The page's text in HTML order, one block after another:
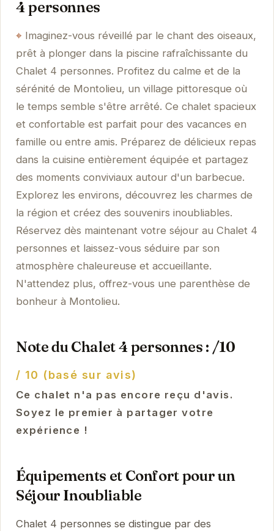
4 personnes
Imaginez-vous réveillé par le chant des oiseaux,
prêt à plonger dans la piscine rafraîchissante du
Chalet 4 personnes. Profitez du calme et de la
sérénité de Montolieu, un village pittoresque où
le temps semble s'être arrêté. Ce chalet spacieux
et confortable est parfait pour des vacances en
famille ou entre amis. Préparez de délicieux repas
dans la cuisine entièrement équipée et partagez
des moments conviviaux autour d'un barbecue.
Explorez les environs, découvrez les charmes de
la région et créez des souvenirs inoubliables.
Réservez dès maintenant votre séjour au Chalet 4
personnes et laissez-vous séduire par son
atmosphère chaleureuse et accueillante.
N'attendez plus, offrez-vous une parenthèse de
bonheur à Montolieu.
Note du Chalet 4 personnes : /10
/ 10 (basé sur avis)
Ce chalet n'a pas encore reçu d'avis.
Soyez le premier à partager votre
expérience !
Équipements et Confort pour un
Séjour Inoubliable
Chalet 4 personnes se distingue par des